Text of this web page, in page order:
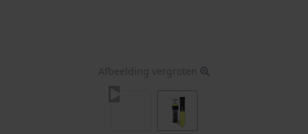
Afbeelding vergroten